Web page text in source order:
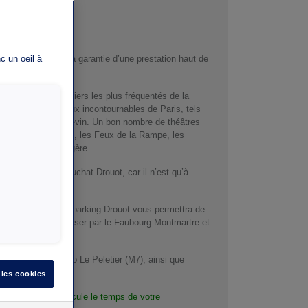
vous offre la garantie d’une prestation haut de
l’un des quartiers les plus fréquentés de la
nombre de lieux incontournables de Paris, tels
Musée Grévin. Un bon nombre de théâtres
la Michodière, les Feux de la Rampe, les
les Folies Bergère.
au parking Chauchat Drouot, car il n’est qu’à
notez que le parking Drouot vous permettra de
vous faisant passer par le Faubourg Montmartre et
stations de métro Le Peletier (M7), ainsi que
votre véhicule le temps de votre
un oeil à
cookies